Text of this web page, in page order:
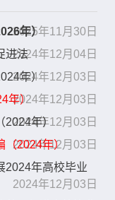
年）
2025年11月30日
进法
2024年12月04日
年）
2024年12月03日
年）
2024年12月03日
2024年）
2024年12月03日
（2024年）
2024年12月03日
2024年高校毕业
2024年12月03日